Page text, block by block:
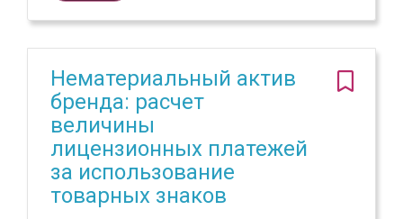
Нематериальный актив
бренда: расчет
величины
лицензионных платежей
за использование
товарных знаков